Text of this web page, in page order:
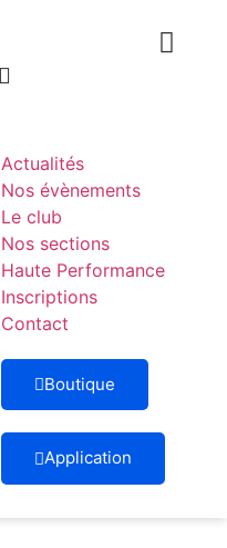
Actualités
Nos évènements
Le club
Nos sections
Haute Performance
Inscriptions
Contact
Boutique
Application